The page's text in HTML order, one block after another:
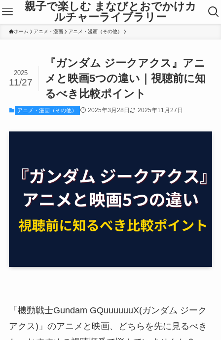
親子で楽しむ まなびとおでかけカ
ルチャーライブラリー
ホーム アニメ・漫画 アニメ・漫画（その他）
『ガンダム ジークアクス』アニ
メと映画5つの違い｜視聴前に知
るべき比較ポイント
2025
11/27
アニメ・漫画（その他） 2025年3月28日 2025年11月27日
「機動戦士Gundam GQuuuuuuX(ガンダム ジーク
アクス)」のアニメと映画、どちらを先に見るべき